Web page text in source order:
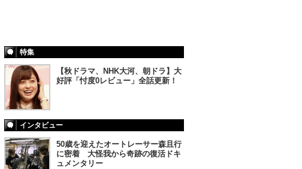
特集
【秋ドラマ、NHK大河、朝ドラ】大
好評「忖度0レビュー」全話更新！
インタビュー
50歳を迎えたオートレーサー森且行
に密着 大怪我から奇跡の復活ドキ
ュメンタリー